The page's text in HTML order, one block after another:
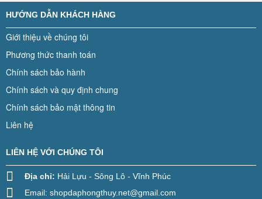
HƯỚNG DẪN KHÁCH HÀNG
Giới thiệu về chúng tôi
Phương thức thanh toán
Chính sách bảo hành
Chính sách và quy định chung
Chính sách bảo mật thông tin
Liên hệ
LIÊN HỆ VỚI CHÚNG TÔI
Địa chỉ: Hải Lựu - Sông Lô - Vĩnh Phúc
Email: shopdaphongthuy.net@gmail.com